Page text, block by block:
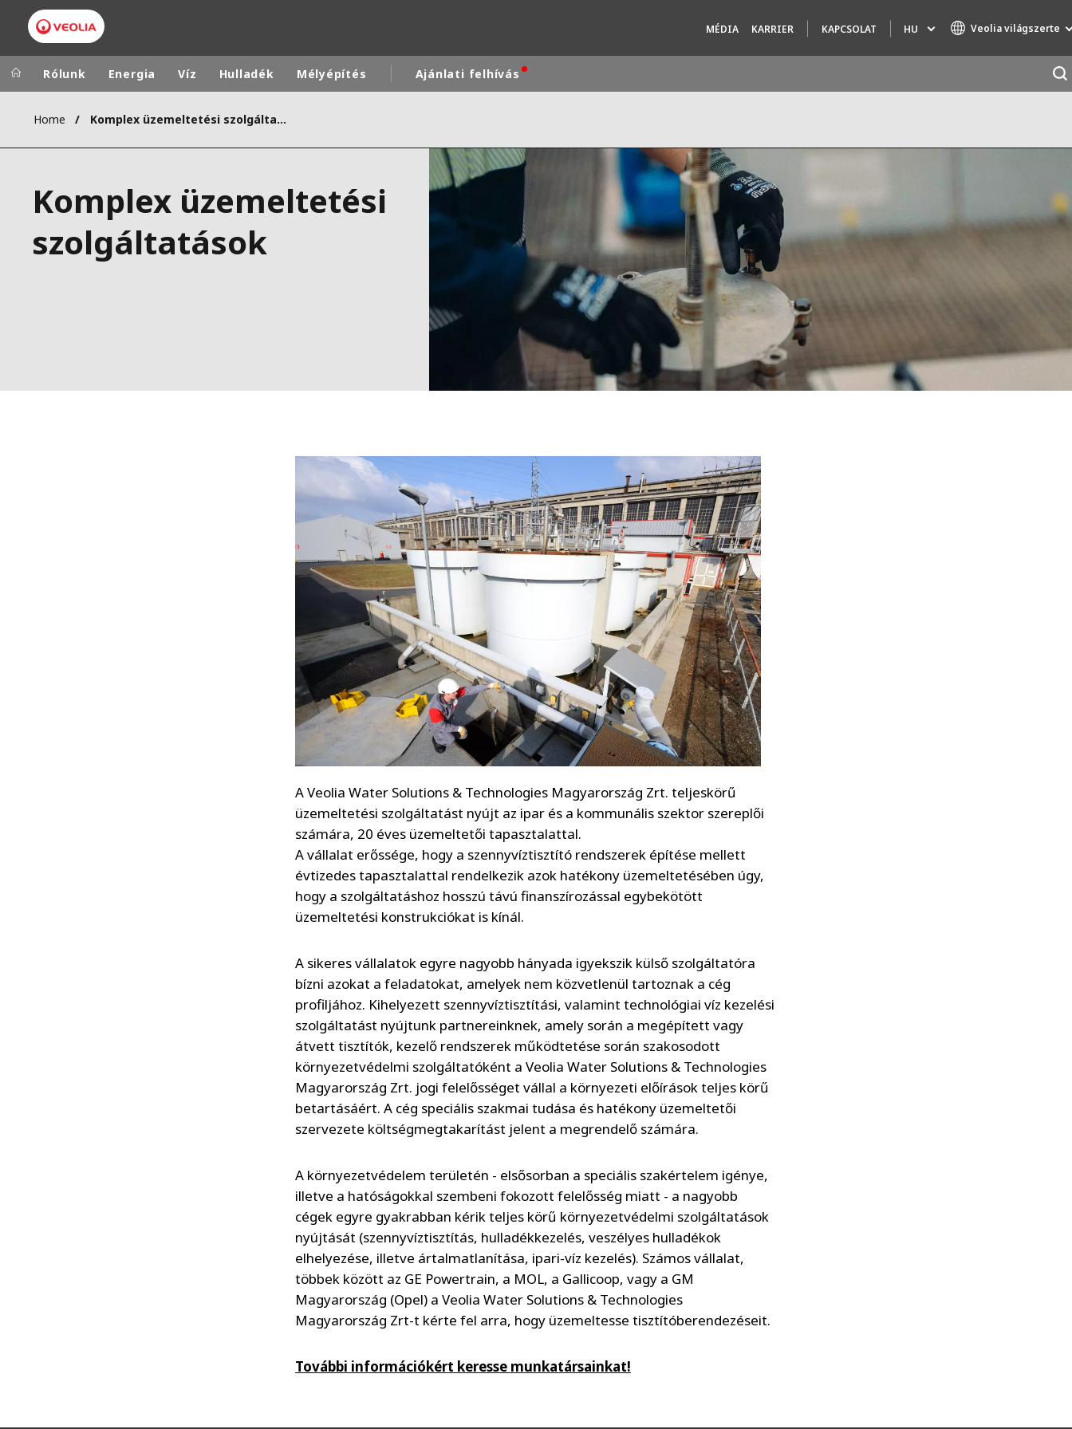
MÉDIA KARRIER KAPCSOLAT HU Veolia világszerte
Veolia Group
CAMPUS
FOUNDATION
INSTITUTE
ASIA
AUSTRALIA AND NEW ZEALAND
NORTH AMERICA
ENGINEERING & CONSULTING
HAZARDOUS WASTE EUROPE
INDUSTRIES GLOBAL SOLUTIONS
OFIS
SEDE BENELUX
VEOLIA AGRICULTURE
WATER TECHNOLOGIES
Rólunk Energia Víz Hulladék Mélyépítés Ajánlati felhívás
Home Komplex üzemeltetési szolgáltatások
Komplex üzemeltetési
szolgáltatások
A Veolia Water Solutions & Technologies Magyarország Zrt. teljeskörű
üzemeltetési szolgáltatást nyújt az ipar és a kommunális szektor szereplői
számára, 20 éves üzemeltetői tapasztalattal.
A vállalat erőssége, hogy a szennyvíztisztító rendszerek építése mellett
évtizedes tapasztalattal rendelkezik azok hatékony üzemeltetésében úgy,
hogy a szolgáltatáshoz hosszú távú finanszírozással egybekötött
üzemeltetési konstrukciókat is kínál.
A sikeres vállalatok egyre nagyobb hányada igyekszik külső szolgáltatóra
bízni azokat a feladatokat, amelyek nem közvetlenül tartoznak a cég
profiljához. Kihelyezett szennyvíztisztítási, valamint technológiai víz kezelési
szolgáltatást nyújtunk partnereinknek, amely során a megépített vagy
átvett tisztítók, kezelő rendszerek működtetése során szakosodott
környezetvédelmi szolgáltatóként a Veolia Water Solutions & Technologies
Magyarország Zrt. jogi felelősséget vállal a környezeti előírások teljes körű
betartásáért. A cég speciális szakmai tudása és hatékony üzemeltetői
szervezete költségmegtakarítást jelent a megrendelő számára.
A környezetvédelem területén - elsősorban a speciális szakértelem igénye,
illetve a hatóságokkal szembeni fokozott felelősség miatt - a nagyobb
cégek egyre gyakrabban kérik teljes körű környezetvédelmi szolgáltatások
nyújtását (szennyvíztisztítás, hulladékkezelés, veszélyes hulladékok
elhelyezése, illetve ártalmatlanítása, ipari-víz kezelés). Számos vállalat,
többek között az GE Powertrain, a MOL, a Gallicoop, vagy a GM
Magyarország (Opel) a Veolia Water Solutions & Technologies
Magyarország Zrt-t kérte fel arra, hogy üzemeltesse tisztítóberendezéseit.
További információkért keresse munkatársainkat!